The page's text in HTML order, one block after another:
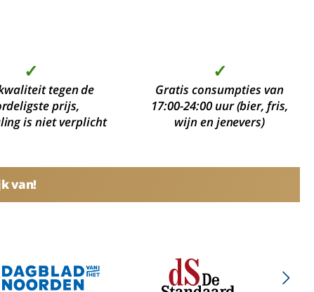
✓
tegen de
prijs,
is niet verplicht
✓
Gratis consumpties van
17:00-24:00 uur (bier, fris,
wijn en jenevers)
van!